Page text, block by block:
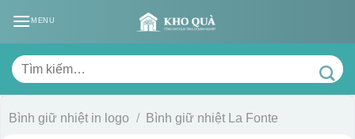
MENU
Tìm
kiếm:
Bình giữ nhiệt in logo / Bình giữ nhiệt La Fonte